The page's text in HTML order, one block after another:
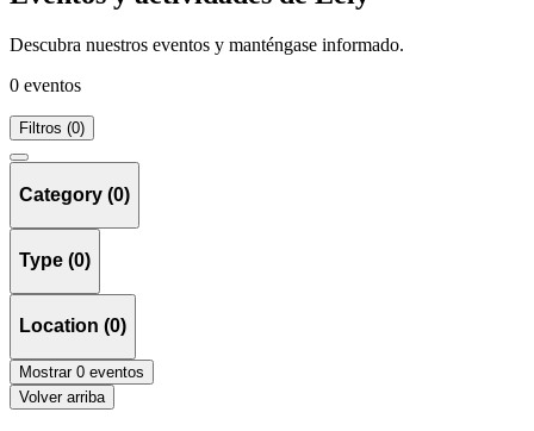
Descubra nuestros eventos y manténgase informado.
0 eventos
Filtros (0)
Category (0)
Type (0)
Location (0)
Mostrar 0 eventos
Volver arriba